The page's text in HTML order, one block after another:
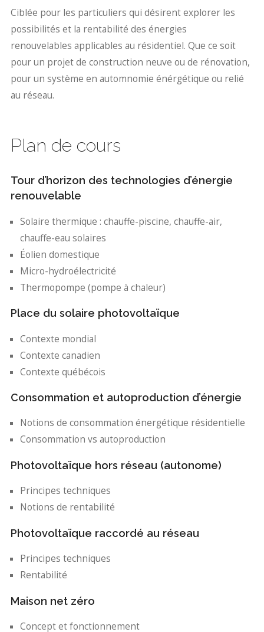
Ciblée pour les particuliers qui désirent explorer les
possibilités et la rentabilité des énergies
renouvelables applicables au résidentiel. Que ce soit
pour un projet de construction neuve ou de rénovation,
pour un système en automnomie énérgétique ou relié
au réseau.
Plan de cours
Tour d’horizon des technologies d’énergie
renouvelable
Solaire thermique : chauffe-piscine, chauffe-air,
chauffe-eau solaires
Éolien domestique
Micro-hydroélectricité
Thermopompe (pompe à chaleur)
Place du solaire photovoltaïque
Contexte mondial
Contexte canadien
Contexte québécois
Consommation et autoproduction d’énergie
Notions de consommation énergétique résidentielle
Consommation vs autoproduction
Photovoltaïque hors réseau (autonome)
Principes techniques
Notions de rentabilité
Photovoltaïque raccordé au réseau
Principes techniques
Rentabilité
Maison net zéro
Concept et fonctionnement